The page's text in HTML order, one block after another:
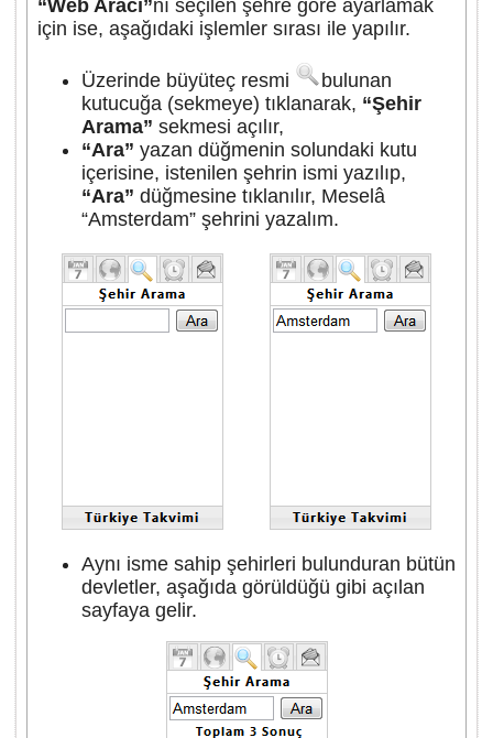
“Web Aracı”nı seçilen şehre göre ayârlamak
için ise, aşağıdaki işlemler sırası ile yapılır.
Üzerinde büyüteç resmi
bulunan
kutucuğa (sekmeye) tıklanarak, “Şehir
Arama” sekmesi açılır,
“Ara” yazan düğmenin solundaki kutu
içerisine, istenilen şehrin ismi yazılıp,
“Ara” düğmesine tıklanılır, Meselâ
“Amsterdam” şehrini yazalım.
Aynı isme sahip şehirleri bulunduran bütün
devletler, aşağıda görüldüğü gibi açılan
sayfaya gelir.